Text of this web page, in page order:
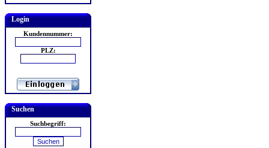
Login
Kundennummer:
PLZ:
Suchen
Suchbegriff: